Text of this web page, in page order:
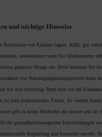
und wichtige Hinweise
Reichweite von Kindern lagern. Kühl, gut
insbesondere wenn Sie Medikamente
genannte Menge ein. Bitte beachten Sie
von Nahrungsergänzungsmitteln kann
Sie also unbedingt Ihren Arzt vor der
ist kein medizinisches Forum. Es werden
gibt es keine Methoden die immer und zu
für gesundheitsbezogenene Entscheidungen
Begleitung und Kontrolle erstellt.